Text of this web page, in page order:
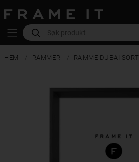
HEM RAMMER RAMME DUBAI SORT